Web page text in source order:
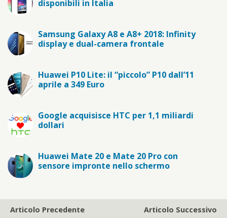
disponibili in Italia
Samsung Galaxy A8 e A8+ 2018: Infinity
display e dual-camera frontale
Huawei P10 Lite: il “piccolo” P10 dall’11
aprile a 349 Euro
Google acquisisce HTC per 1,1 miliardi
dollari
Huawei Mate 20 e Mate 20 Pro con
sensore impronte nello schermo
Articolo Precedente
Articolo Successivo